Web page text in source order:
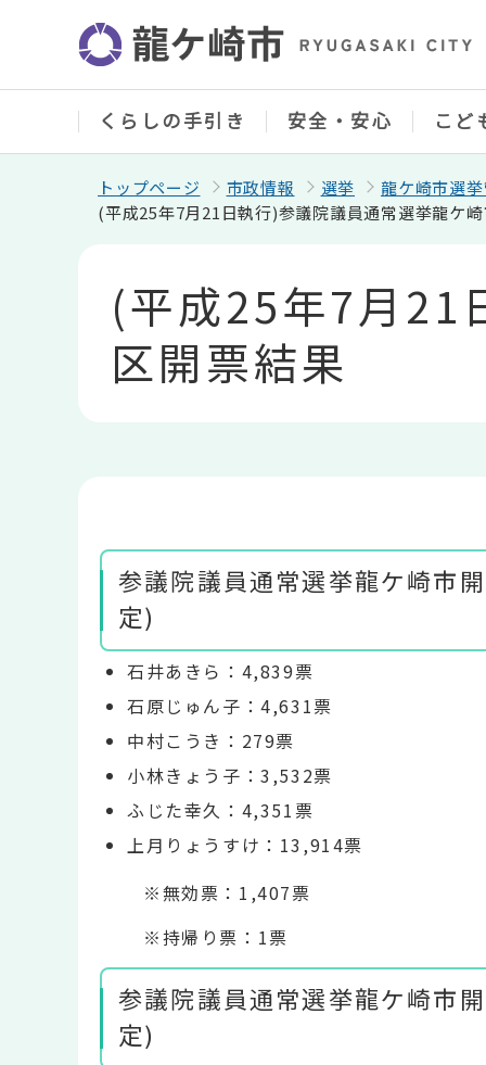
ジ
くらしの手引き 安全・安心 こど
トップページ 市政情報 選挙 龍ケ崎市選
(平成25年7月21日執行)参議院議員通常選挙龍ケ
(平成25年7月21
区開票結果
参議院議員通常選挙龍ケ崎市
定)
石井あきら：4,839票
石原じゅん子：4,631票
中村こうき：279票
小林きょう子：3,532票
ふじた幸久：4,351票
上月りょうすけ：13,914票
※無効票：1,407票
※持帰り票：1票
参議院議員通常選挙龍ケ崎市
定)